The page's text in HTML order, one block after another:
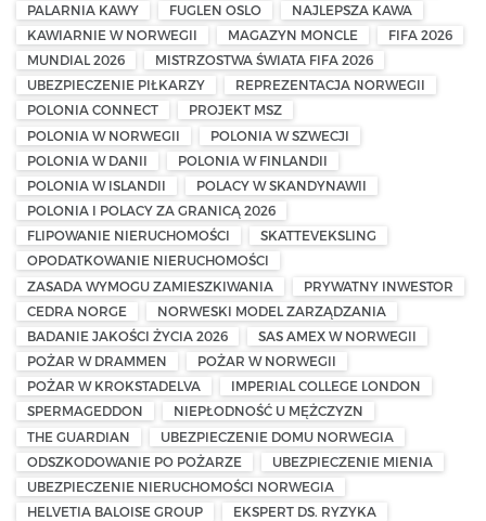
PALARNIA KAWY
FUGLEN OSLO
NAJLEPSZA KAWA
KAWIARNIE W NORWEGII
MAGAZYN MONCLE
FIFA 2026
MUNDIAL 2026
MISTRZOSTWA ŚWIATA FIFA 2026
UBEZPIECZENIE PIŁKARZY
REPREZENTACJA NORWEGII
POLONIA CONNECT
PROJEKT MSZ
POLONIA W NORWEGII
POLONIA W SZWECJI
POLONIA W DANII
POLONIA W FINLANDII
POLONIA W ISLANDII
POLACY W SKANDYNAWII
POLONIA I POLACY ZA GRANICĄ 2026
FLIPOWANIE NIERUCHOMOŚCI
SKATTEVEKSLING
OPODATKOWANIE NIERUCHOMOŚCI
ZASADA WYMOGU ZAMIESZKIWANIA
PRYWATNY INWESTOR
CEDRA NORGE
NORWESKI MODEL ZARZĄDZANIA
BADANIE JAKOŚCI ŻYCIA 2026
SAS AMEX W NORWEGII
POŻAR W DRAMMEN
POŻAR W NORWEGII
POŻAR W KROKSTADELVA
IMPERIAL COLLEGE LONDON
SPERMAGEDDON
NIEPŁODNOŚĆ U MĘŻCZYZN
THE GUARDIAN
UBEZPIECZENIE DOMU NORWEGIA
ODSZKODOWANIE PO POŻARZE
UBEZPIECZENIE MIENIA
UBEZPIECZENIE NIERUCHOMOŚCI NORWEGIA
HELVETIA BALOISE GROUP
EKSPERT DS. RYZYKA